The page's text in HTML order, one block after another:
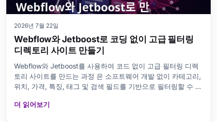
2026년 7월 22일
Webflow와 Jetboost로 코딩 없이 고급 필터링
디렉토리 사이트 만들기
Webflow와 Jetboost를 사용하여 코드 없이 고급 필터링 디렉
토리 사이트를 만드는 과정 은 소프트웨어 개발 없이 카테고리,
위치, 가격, 특징, 태그 및 검색 필드를 기반으로 필터링할 수 있
더 읽어보기